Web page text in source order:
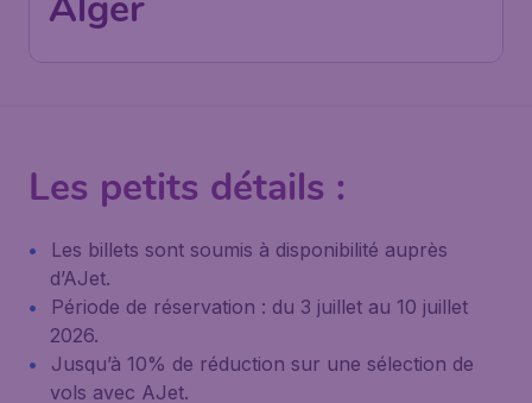
d'Alger Houari Boumediène
Trouvé il y a 1h
Les petits détails :
Les billets sont soumis à disponibilité auprès
d’AJet.
Période de réservation : du 3 juillet au 10 juillet
2026.
Jusqu’à 10% de réduction sur une sélection de
vols avec AJet.